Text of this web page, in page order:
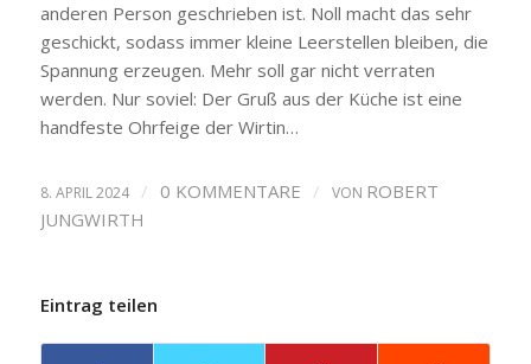
anderen Person geschrieben ist. Noll macht das sehr
geschickt, sodass immer kleine Leerstellen bleiben, die
Spannung erzeugen. Mehr soll gar nicht verraten
werden. Nur soviel: Der Gruß aus der Küche ist eine
handfeste Ohrfeige der Wirtin…
8. APRIL 2024 / 0 KOMMENTARE / VON ROBERT
JUNGWIRTH
Eintrag teilen